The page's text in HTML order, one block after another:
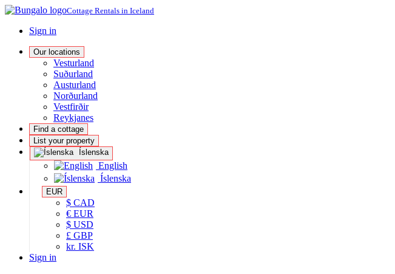
Cottage Rentals in Iceland
Sign in
Our locations
Vesturland
Suðurland
Austurland
Norðurland
Vestfirðir
Reykjanes
Find a cottage
List your property
Íslenska
English
Íslenska
EUR
$ CAD
€ EUR
$ USD
£ GBP
kr. ISK
Sign in